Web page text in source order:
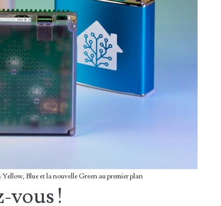
Blue et la nouvelle Green au premier plan
vous !